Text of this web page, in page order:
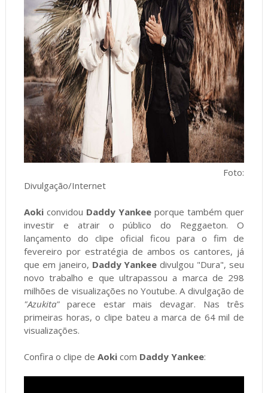
Foto:
Divulgação/Internet
Aoki convidou Daddy Yankee porque também quer
investir e atrair o público do Reggaeton. O
lançamento do clipe oficial ficou para o fim de
fevereiro por estratégia de ambos os cantores, já
que em janeiro, Daddy Yankeedivulgou "Dura", seu
novo trabalho e que ultrapassou a marca de 298
milhões de visualizações no Youtube. A divulgação de
"Azukita"parece estar mais devagar. Nas três
primeiras horas, o clipe bateu a marca de 64 mil de
visualizações.
Confira o clipe de Aokicom Daddy Yankee: